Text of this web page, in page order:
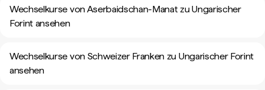
Wechselkurse von Aserbaidschan-Manat zu Ungarischer
Forint ansehen
Wechselkurse von Schweizer Franken zu Ungarischer Forint
ansehen